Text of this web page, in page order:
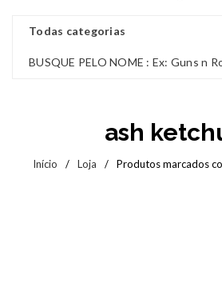
ash
Início / Loja / Produtos marcados